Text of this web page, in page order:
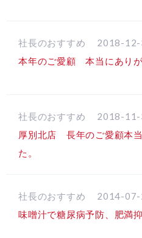
社長のおすすめ
2018-12-
本年のご愛顧 本当にありが
社長のおすすめ
2018-11-
厚別北店 長年のご愛顧本
た。
社長のおすすめ
2014-07-
味噌汁で糖尿病予防、肥満